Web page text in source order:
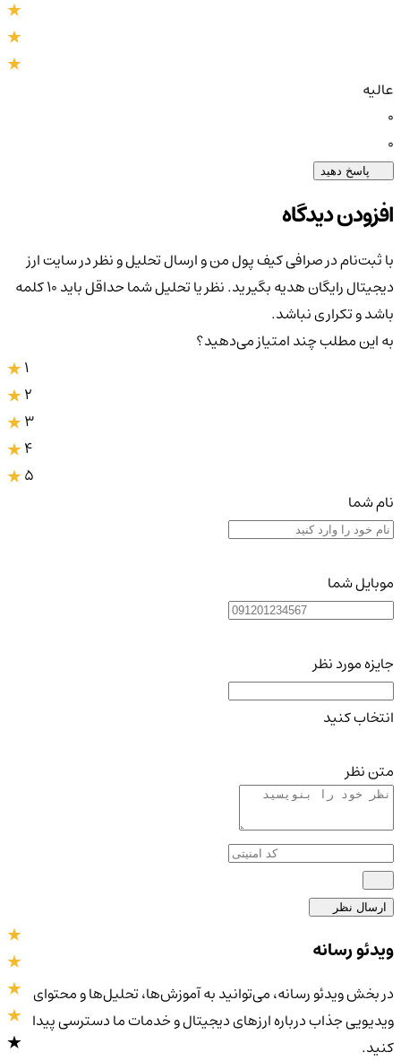
عالیه
پاسخ دهید
افزودن دیدگاه
با ثبت‌نام در صرافی کیف پول من و ارسال تحلیل و نظر در سایت ارز
دیجیتال رایگان هدیه بگیرید. نظر یا تحلیل شما حداقل باید ۱۰ کلمه
باشد و تکراری نباشد.
به این مطلب چند امتیاز می‌دهید؟
3
4
5
نام شما
موبایل شما
جایزه مورد نظر
انتخاب کنید
متن نظر
ارسال نظر
ویدئو رسانه
در بخش ویدئو رسانه، می‌توانید به آموزش‌ها، تحلیل‌ها و محتوای
ویدیویی جذاب درباره ارزهای دیجیتال و خدمات ما دسترسی پیدا
کنید.